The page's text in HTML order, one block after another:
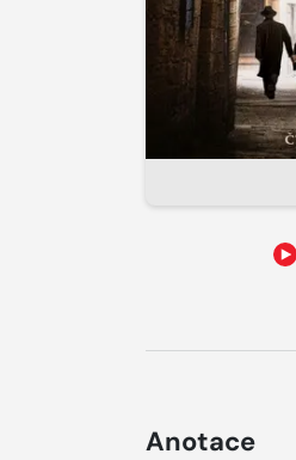
Anotace